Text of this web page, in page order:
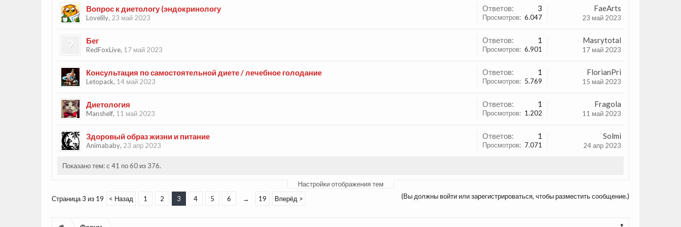
Вопрос к диетологу (эндокринологу
Lovelily, 23 май 2023
Ответов: 3
Просмотров: 6.047
FaeArts
23 май 2023
Бег
RedFoxLive, 17 май 2023
Ответов: 1
Просмотров: 6.901
Masrytotal
17 май 2023
Консультация по самостоятельной диете / лечебное голодание
Letopack, 14 май 2023
Ответов: 1
Просмотров: 5.769
FlorianPri
15 май 2023
Диетология
Manshelf, 11 май 2023
Ответов: 1
Просмотров: 1.202
Fragola
11 май 2023
Здоровый образ жизни и питание
Animababy, 23 апр 2023
Ответов: 1
Просмотров: 7.071
Solmi
24 апр 2023
Показано тем: с 41 по 60 из 376.
Настройки отображения тем
(Вы должны войти или зарегистрироваться, чтобы разместить сообщение.)
Страница 3 из 19 < Назад 1 2 3 4 5 6 → 19 Вперёд >